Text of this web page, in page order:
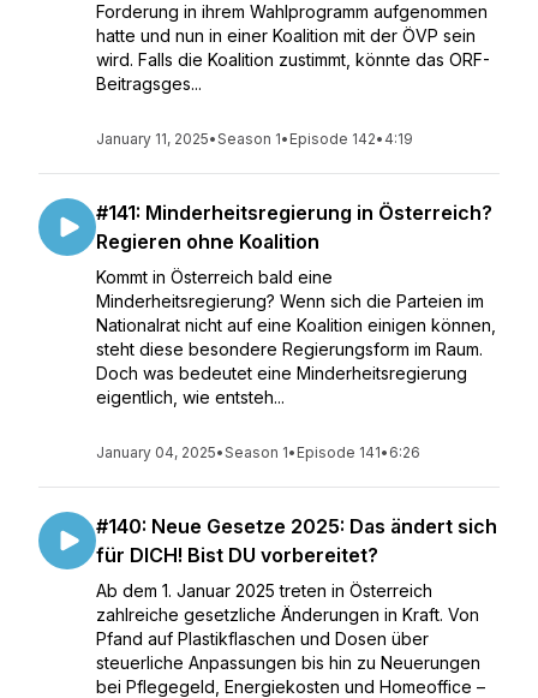
Forderung in ihrem Wahlprogramm aufgenommen
hatte und nun in einer Koalition mit der ÖVP sein
wird. Falls die Koalition zustimmt, könnte das ORF-
Beitragsges...
January 11, 2025•Season 1• Episode 142• 4:19
#141: Minderheitsregierung in Österreich?
Regieren ohne Koalition
Kommt in Österreich bald eine
Minderheitsregierung? Wenn sich die Parteien im
Nationalrat nicht auf eine Koalition einigen können,
steht diese besondere Regierungsform im Raum.
Doch was bedeutet eine Minderheitsregierung
eigentlich, wie entsteh...
January 04, 2025•Season 1• Episode 141• 6:26
#140: Neue Gesetze 2025: Das ändert sich
für DICH! Bist DU vorbereitet?
Ab dem 1. Januar 2025 treten in Österreich
zahlreiche gesetzliche Änderungen in Kraft. Von
Pfand auf Plastikflaschen und Dosen über
steuerliche Anpassungen bis hin zu Neuerungen
bei Pflegegeld, Energiekosten und Homeoffice –